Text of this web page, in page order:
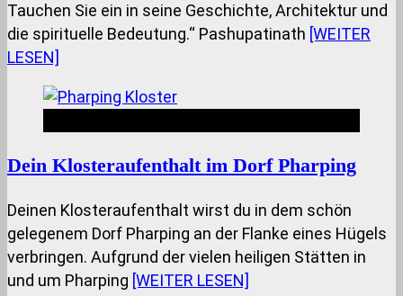
Tauchen Sie ein in seine Geschichte, Architektur und
die spirituelle Bedeutung.“ Pashupatinath [WEITER
LESEN]
Dein Klosteraufenthalt im Dorf Pharping
Deinen Klosteraufenthalt wirst du in dem schön
gelegenem Dorf Pharping an der Flanke eines Hügels
verbringen. Aufgrund der vielen heiligen Stätten in
und um Pharping [WEITER LESEN]